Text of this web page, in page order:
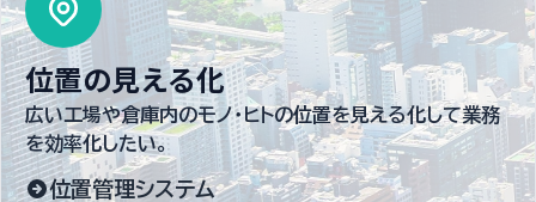
位置の見える化
広い工場や倉庫内のモノ・ヒトの位置を見える化して業務
を効率化したい。
位置管理システム